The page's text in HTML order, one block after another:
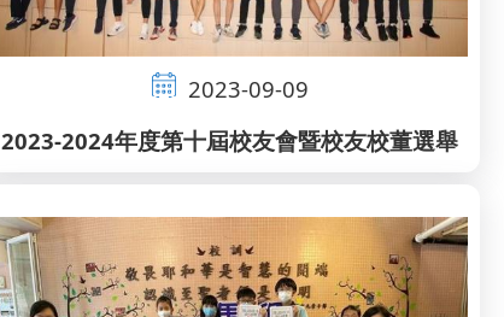
2023-09-09
2023-2024年度第十屆校友會暨校友校董選舉